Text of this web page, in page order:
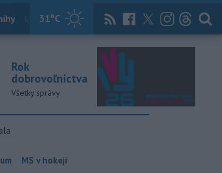
31°C
Útulkovo Magazín News Now Archív
Rok
dobrovoľníctva
Všetky správy
MS v hokeji